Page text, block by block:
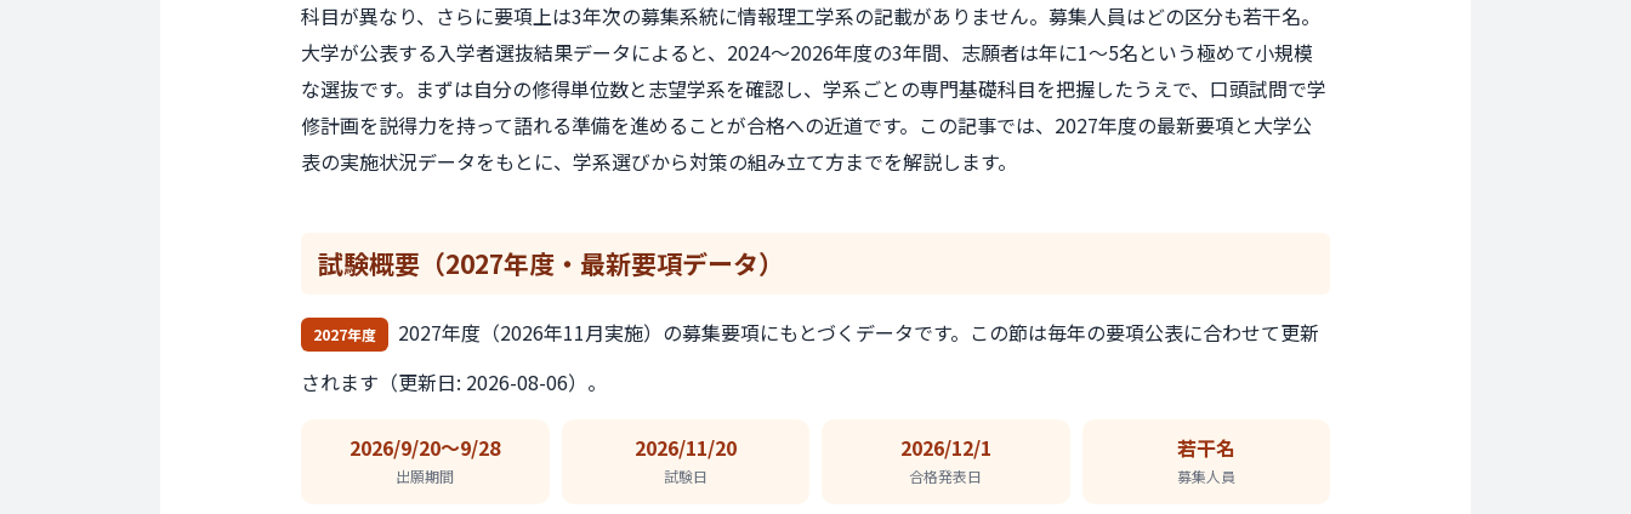
科目が異なり、さらに要項上は3年次の募集系統に情報理工学系の記載がありません。募集人員はどの区分も若干名。
大学が公表する入学者選抜結果データによると、2024〜2026年度の3年間、志願者は年に1〜5名という極めて小規模
な選抜です。まずは自分の修得単位数と志望学系を確認し、学系ごとの専門基礎科目を把握したうえで、口頭試問で学
修計画を説得力を持って語れる準備を進めることが合格への近道です。この記事では、2027年度の最新要項と大学公
表の実施状況データをもとに、学系選びから対策の組み立て方までを解説します。
試験概要 （2027年度・ 最新要項データ）
2027年度
2027年度（2026年11月実施）の募集要項にもとづくデータです。この節は毎年の要項公表に合わせて更新
されます（更新日: 2026-08-06）。
2026/9/20〜9/28
出願期間
2026/11/20
試験日
2026/12/1
合格発表日
若干名
募集人員